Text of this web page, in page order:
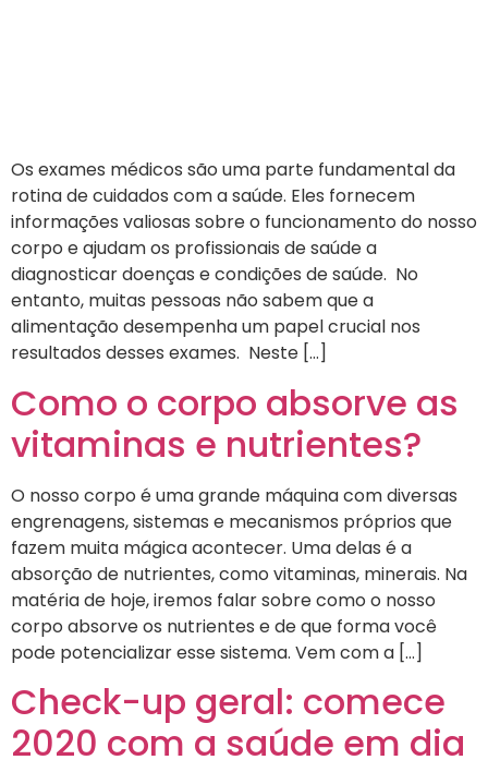
Os exames médicos são uma parte fundamental da
rotina de cuidados com a saúde. Eles fornecem
informações valiosas sobre o funcionamento do nosso
corpo e ajudam os profissionais de saúde a
diagnosticar doenças e condições de saúde. No
entanto, muitas pessoas não sabem que a
alimentação desempenha um papel crucial nos
resultados desses exames. Neste […]
Como o corpo absorve as
vitaminas e nutrientes?
O nosso corpo é uma grande máquina com diversas
engrenagens, sistemas e mecanismos próprios que
fazem muita mágica acontecer. Uma delas é a
absorção de nutrientes, como vitaminas, minerais. Na
matéria de hoje, iremos falar sobre como o nosso
corpo absorve os nutrientes e de que forma você
pode potencializar esse sistema. Vem com a […]
Check-up geral: comece
2020 com a saúde em dia